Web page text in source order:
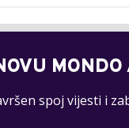
spoj vijesti i